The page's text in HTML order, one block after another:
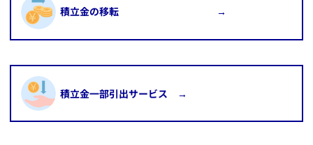
​積立金の移転 →
​積立金一部引出サービス →